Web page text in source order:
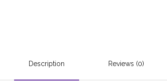
Description Reviews (0)